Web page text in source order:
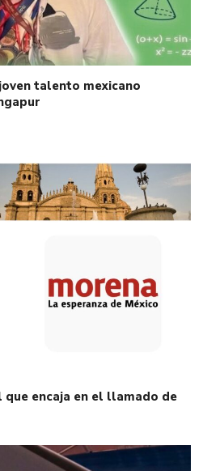
talento mexicano
encaja en el llamado de